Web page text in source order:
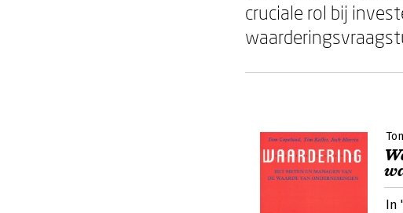
cruciale rol bij
In